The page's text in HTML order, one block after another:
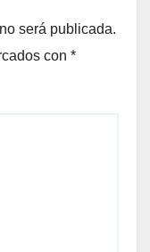
será publicada.
con *